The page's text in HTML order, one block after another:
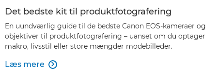
Det bedste kit til produktfotografering
En uundværlig guide til de bedste Canon EOS-kameraer og
objektiver til produktfotografering – uanset om du optager
makro, livsstil eller store mængder modebilleder.
Læs mere 